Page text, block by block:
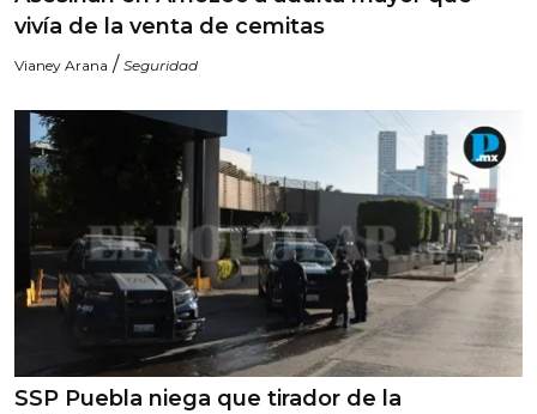
vivía de la venta de cemitas
Vianey Arana / Seguridad
SSP Puebla niega que tirador de la